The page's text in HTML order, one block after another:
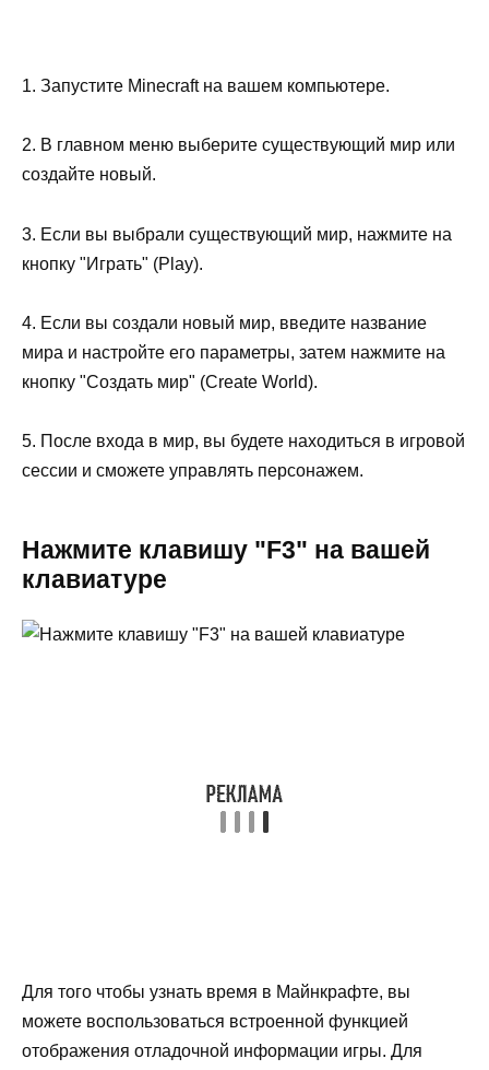
1. Запустите Minecraft на вашем компьютере.
2. В главном меню выберите существующий мир или
создайте новый.
3. Если вы выбрали существующий мир, нажмите на
кнопку "Играть" (Play).
4. Если вы создали новый мир, введите название
мира и настройте его параметры, затем нажмите на
кнопку "Создать мир" (Create World).
5. После входа в мир, вы будете находиться в игровой
сессии и сможете управлять персонажем.
Нажмите клавишу "F3" на вашей
клавиатуре
Для того чтобы узнать время в Майнкрафте, вы
можете воспользоваться встроенной функцией
отображения отладочной информации игры. Для